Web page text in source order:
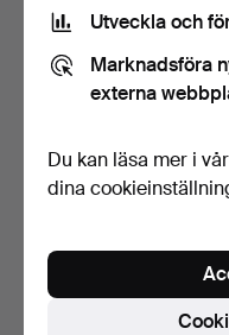
7 bud
338 USD
Utveckla och
Marknadsföra
externa
Du kan läsa mer i vår
dina